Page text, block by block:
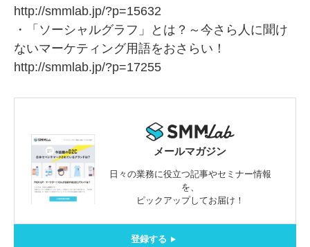
http://smmlab.jp/?p=15632
・「ソーシャルグラフ」とは？～今さら人に聞け
ないマーケティング用語をおさらい！
http://smmlab.jp/?p=17255
メールマガジン
日々の業務に役立つ記事やセミナー情報
を、
ピックアップしてお届け！
登録する